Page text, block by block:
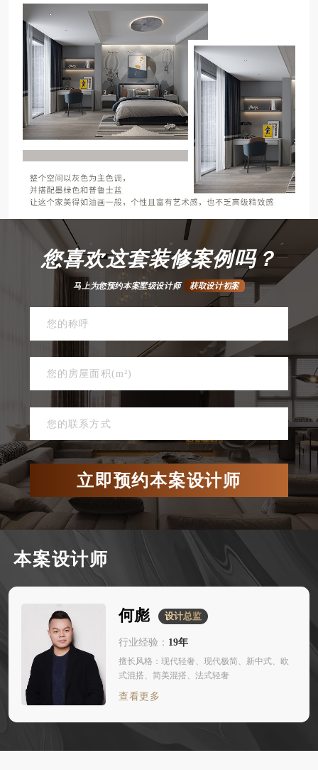
您喜欢这套装修案例吗？
马上为您预约本案墅级设计师 获取设计初案
本案设计师
何彪 设计总监
行业经验： 19年
擅长风格：现代轻奢、现代极简、新中式、欧
式混搭、简美混搭、法式轻奢
查看更多